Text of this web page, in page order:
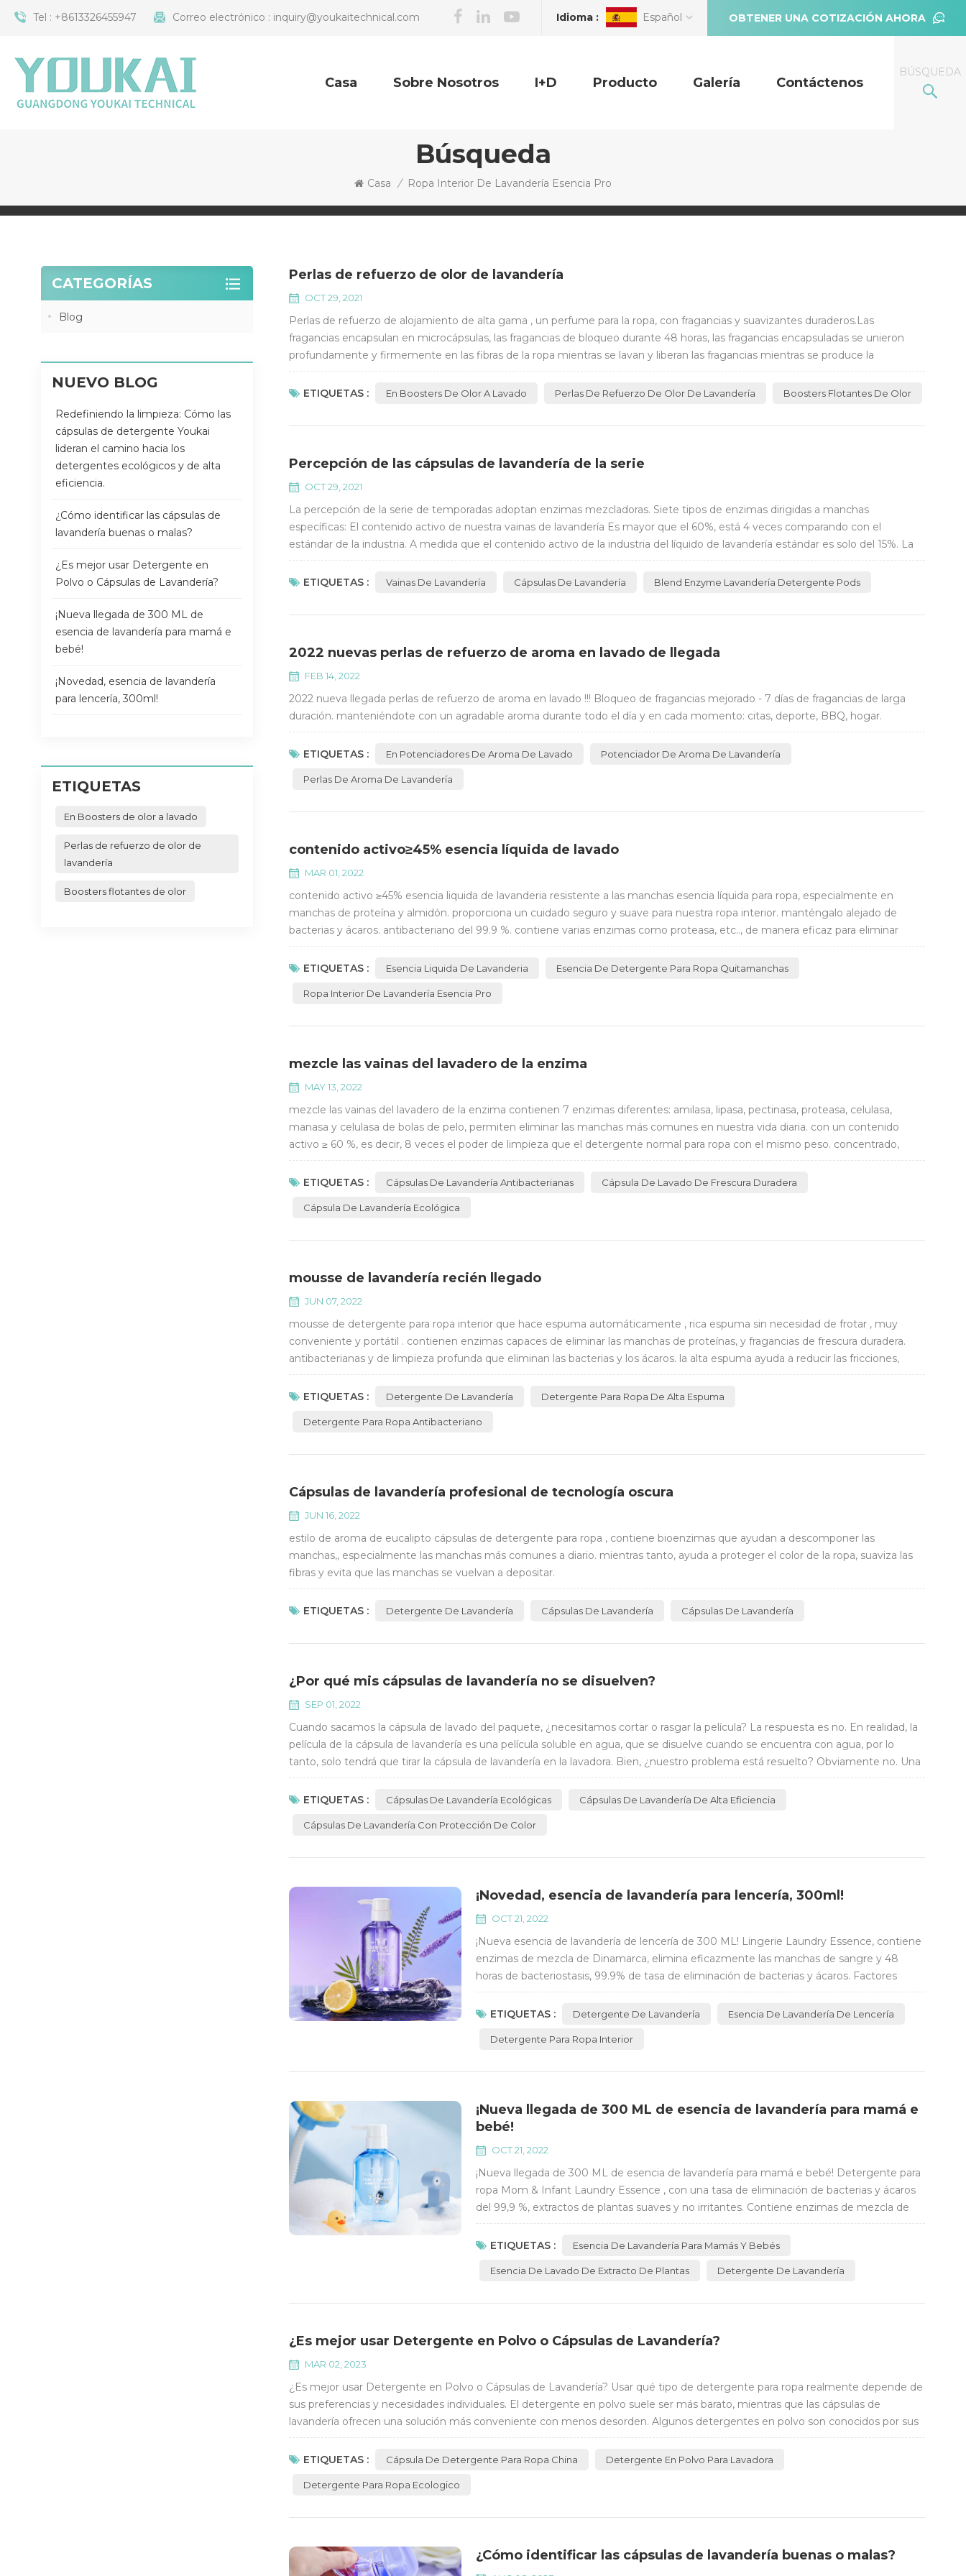
Tel : +8613326455947 Correo electrónico : inquiry@youkaitechnical.com OBTENER UNA COTIZACIÓN AHORA
Idioma : Español
BÚSQUEDA
Casa Sobre Nosotros I+D Producto Galería Contáctenos
Búsqueda
Casa / Ropa Interior De Lavandería Esencia Pro
Perlas de refuerzo de olor de lavandería
OCT 29, 2021
Perlas de refuerzo de alojamiento de alta gama , un perfume para la ropa, con fragancias y suavizantes duraderos.Las
fragancias encapsulan en microcápsulas, las fragancias de bloqueo durante 48 horas, las fragancias encapsuladas se unieron
profundamente y firmemente en las fibras de la ropa mientras se lavan y liberan las fragancias mientras se produce la
fricción.Youkai coopera con Givaudan, IFF,...
ETIQUETAS :
En Boosters De Olor A Lavado Perlas De Refuerzo De Olor De Lavandería Boosters Flotantes De Olor
Percepción de las cápsulas de lavandería de la serie
OCT 29, 2021
La percepción de la serie de temporadas adoptan enzimas mezcladoras. Siete tipos de enzimas dirigidas a manchas
específicas: El contenido activo de nuestra vainas de lavandería Es mayor que el 60%, está 4 veces comparando con el
estándar de la industria. A medida que el contenido activo de la industria del líquido de lavandería estándar es solo del 15%. La
eliminación de la mancha del tipo de prot...
ETIQUETAS :
Vainas De Lavandería Cápsulas De Lavandería Blend Enzyme Lavandería Detergente Pods
2022 nuevas perlas de refuerzo de aroma en lavado de llegada
FEB 14, 2022
2022 nueva llegada perlas de refuerzo de aroma en lavado !!! Bloqueo de fragancias mejorado - 7 días de fragancias de larga
duración. manteniéndote con un agradable aroma durante todo el día y en cada momento: citas, deporte, BBQ, hogar.
ETIQUETAS : En Potenciadores De Aroma De Lavado Potenciador De Aroma De Lavandería
Perlas De Aroma De Lavandería
contenido activo≥45% esencia líquida de lavado
MAR 01, 2022
contenido activo ≥45% esencia liquida de lavanderia resistente a las manchas esencia líquida para ropa, especialmente en
manchas de proteína y almidón. proporciona un cuidado seguro y suave para nuestra ropa interior. manténgalo alejado de
bacterias y ácaros. antibacteriano del 99.9 %. contiene varias enzimas como proteasa, etc.., de manera eficaz para eliminar
manchas específicas. no contiene abr...
ETIQUETAS :
Esencia Liquida De Lavanderia Esencia De Detergente Para Ropa Quitamanchas
Ropa Interior De Lavandería Esencia Pro
mezcle las vainas del lavadero de la enzima
MAY 13, 2022
mezcle las vainas del lavadero de la enzima contienen 7 enzimas diferentes: amilasa, lipasa, pectinasa, proteasa, celulasa,
manasa y celulasa de bolas de pelo, permiten eliminar las manchas más comunes en nuestra vida diaria. con un contenido
activo ≥ 60 %, es decir, 8 veces el poder de limpieza que el detergente normal para ropa con el mismo peso. concentrado,
cápsulas antibacterianas ecológicas,...
ETIQUETAS :
Cápsulas De Lavandería Antibacterianas Cápsula De Lavado De Frescura Duradera
Cápsula De Lavandería Ecológica
mousse de lavandería recién llegado
JUN 07, 2022
mousse de detergente para ropa interior que hace espuma automáticamente , rica espuma sin necesidad de frotar , muy
conveniente y portátil . contienen enzimas capaces de eliminar las manchas de proteínas, y fragancias de frescura duradera.
antibacterianas y de limpieza profunda que eliminan las bacterias y los ácaros. la alta espuma ayuda a reducir las fricciones,
protege la fibra de la ropa, hace...
ETIQUETAS :
Detergente De Lavandería Detergente Para Ropa De Alta Espuma
Detergente Para Ropa Antibacteriano
Cápsulas de lavandería profesional de tecnología oscura
JUN 16, 2022
estilo de aroma de eucalipto cápsulas de detergente para ropa , contiene bioenzimas que ayudan a descomponer las
manchas,, especialmente las manchas más comunes a diario. mientras tanto, ayuda a proteger el color de la ropa, suaviza las
fibras y evita que las manchas se vuelvan a depositar.
ETIQUETAS : Detergente De Lavandería Cápsulas De Lavandería Cápsulas De Lavandería
¿Por qué mis cápsulas de lavandería no se disuelven?
SEP 01, 2022
Cuando sacamos la cápsula de lavado del paquete, ¿necesitamos cortar o rasgar la película? La respuesta es no. En realidad, la
película de la cápsula de lavandería es una película soluble en agua, que se disuelve cuando se encuentra con agua, por lo
tanto, solo tendrá que tirar la cápsula de lavandería en la lavadora. Bien, ¿nuestro problema está resuelto? Obviamente no. Una
de las razones es que ...
ETIQUETAS :
Cápsulas De Lavandería Ecológicas Cápsulas De Lavandería De Alta Eficiencia
Cápsulas De Lavandería Con Protección De Color
¡Novedad, esencia de lavandería para lencería, 300ml!
OCT 21, 2022
¡Nueva esencia de lavandería de lencería de 300 ML! Lingerie Laundry Essence, contiene
enzimas de mezcla de Dinamarca, elimina eficazmente las manchas de sangre y 48
horas de bacteriostasis, 99.9% de tasa de eliminación de bacterias y ácaros. Factores
suavizantes importados, fibra suavizante. Contenido activo ≥55%, muy concentrado y
resistente a las manchas.
ETIQUETAS : Detergente De Lavandería Esencia De Lavandería De Lencería
Detergente Para Ropa Interior
¡Nueva llegada de 300 ML de esencia de lavandería para mamá e
bebé!
OCT 21, 2022
¡Nueva llegada de 300 ML de esencia de lavandería para mamá e bebé! Detergente para
ropa Mom & Infant Laundry Essence , con una tasa de eliminación de bacterias y ácaros
del 99,9 %, extractos de plantas suaves y no irritantes. Contiene enzimas de mezcla de
Dinamarca, elimina fácilmente las manchas de leche, etc. y baja espuma, fácil de
enjuagar. Contenido activo ≥55%, muy concentrado y resiste...
ETIQUETAS : Esencia De Lavandería Para Mamás Y Bebés
Esencia De Lavado De Extracto De Plantas Detergente De Lavandería
¿Es mejor usar Detergente en Polvo o Cápsulas de Lavandería?
MAR 02, 2023
¿Es mejor usar Detergente en Polvo o Cápsulas de Lavandería? Usar qué tipo de detergente para ropa realmente depende de
sus preferencias y necesidades individuales. El detergente en polvo suele ser más barato, mientras que las cápsulas de
lavandería ofrecen una solución más conveniente con menos desorden. Algunos detergentes en polvo son conocidos por sus
potentes capacidades de limpieza, mientras...
ETIQUETAS :
Cápsula De Detergente Para Ropa China Detergente En Polvo Para Lavadora
Detergente Para Ropa Ecologico
¿Cómo identificar las cápsulas de lavandería buenas o malas?
CATEGORÍAS
Blog
NUEVO BLOG
Redefiniendo la limpieza: Cómo las
cápsulas de detergente Youkai
lideran el camino hacia los
detergentes ecológicos y de alta
eficiencia.
¿Cómo identificar las cápsulas de
lavandería buenas o malas?
¿Es mejor usar Detergente en
Polvo o Cápsulas de Lavandería?
¡Nueva llegada de 300 ML de
esencia de lavandería para mamá e
bebé!
¡Novedad, esencia de lavandería
para lencería, 300ml!
ETIQUETAS
En Boosters de olor a lavado
Perlas de refuerzo de olor de
lavandería
Boosters flotantes de olor